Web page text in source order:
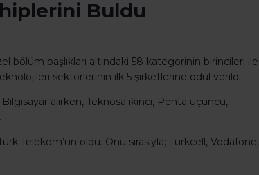
Buldu
bölüm başlıkları altındaki 58 kategorinin birincileri ile
sektörlerinin ilk 5 şirketlerine ödül verildi.
alırken, Teknosa ikinci, Penta üçüncü,
Telekom’un oldu. Onu sırasıyla; Turkcell, Vodafone,